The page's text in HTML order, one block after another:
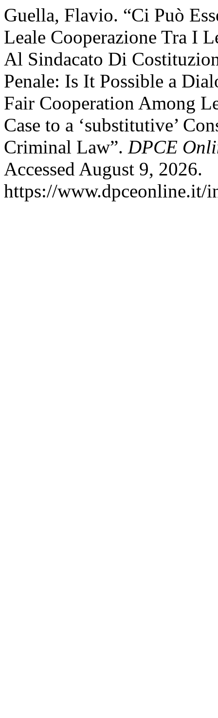
Guella, Flavio. “Ci Può
Leale Cooperazione Tra I
Al Sindacato Di
Penale: Is It Possible a
Fair Cooperation Among
Case to a ‘substitutive’
Criminal Law”. DPCE
Accessed August 9, 2026.
https://www.dpceonline.it/